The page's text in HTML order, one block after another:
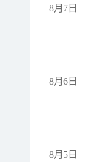
8月7日
8月6日
8月5日